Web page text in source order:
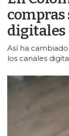
compras
digitales
Así ha
los canales